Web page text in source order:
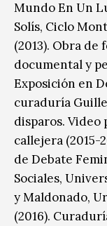
Mundo En Un
Solís, Ciclo
(2013). Obra
documental y
Exposición en
curaduría
disparos.
callejera (2015-
de Debate
Sociales,
y Maldonado,
(2016).